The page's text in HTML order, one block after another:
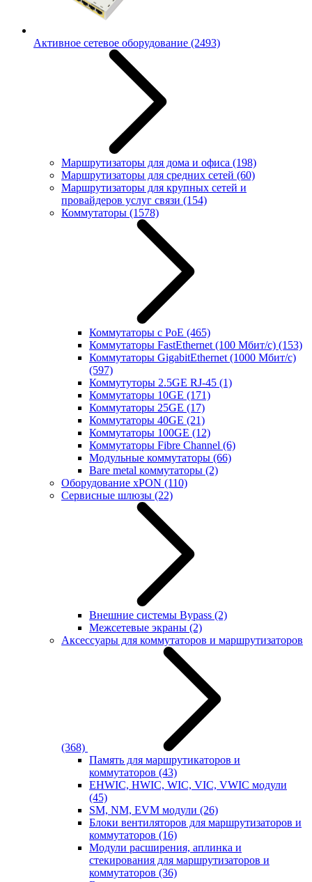
Активное сетевое оборудование (2493)
Маршрутизаторы для дома и офиса (198)
Маршрутизаторы для средних сетей (60)
Маршрутизаторы для крупных сетей и
провайдеров услуг связи (154)
Коммутаторы (1578)
Коммутаторы с PoE (465)
Коммутаторы FastEthernet (100 Мбит/с) (153)
Коммутаторы GigabitEthernet (1000 Мбит/с)
(597)
Коммутуторы 2.5GE RJ-45 (1)
Коммутаторы 10GE (171)
Коммутаторы 25GE (17)
Коммутаторы 40GE (21)
Коммутаторы 100GE (12)
Коммутаторы Fibre Channel (6)
Модульные коммутаторы (66)
Bare metal коммутаторы (2)
Оборудование xPON (110)
Сервисные шлюзы (22)
Внешние системы Bypass (2)
Межсетевые экраны (2)
Аксессуары для коммутаторов и маршрутизаторов
(368)
Память для маршрутикаторов и
коммутаторов (43)
EHWIC, HWIC, WIC, VIC, VWIC модули
(45)
SM, NM, EVM модули (26)
Блоки вентиляторов для маршрутизаторов и
коммутаторов (16)
Модули расширения, аплинка и
стекирования для маршрутизаторов и
коммутаторов (36)